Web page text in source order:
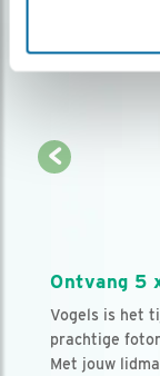
Ontvang 5
Vogels is het
prachtige
Met jouw